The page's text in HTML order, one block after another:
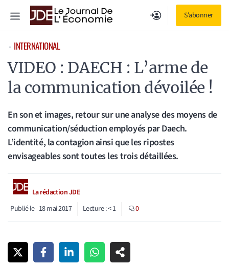
S'abonner
Menu
⋅ INTERNATIONAL
VIDEO : DAECH : L’arme de
la communication dévoilée !
En son et images, retour sur une analyse des moyens de
communication/séduction employés par Daech.
L’identité, la contagion ainsi que les ripostes
envisageables sont toutes les trois détaillées.
La rédaction JDE
Publié le 18 mai 2017 Lecture :< 1 0